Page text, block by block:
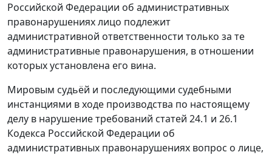
Российской Федерации об административных
правонарушениях лицо подлежит
административной ответственности только за те
административные правонарушения, в отношении
которых установлена его вина.
Мировым судьёй и последующими судебными
инстанциями в ходе производства по настоящему
делу в нарушение требований статей 24.1 и 26.1
Кодекса Российской Федерации об
административных правонарушениях вопрос о лице,